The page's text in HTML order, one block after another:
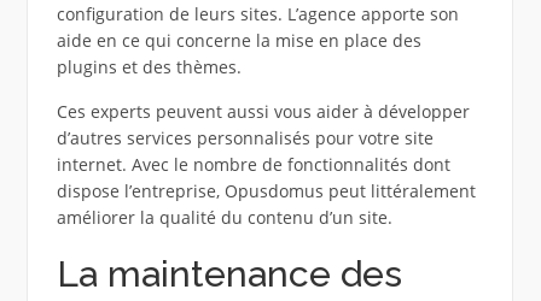
configuration de leurs sites. L’agence apporte son
aide en ce qui concerne la mise en place des
plugins et des thèmes.
Ces experts peuvent aussi vous aider à développer
d’autres services personnalisés pour votre site
internet. Avec le nombre de fonctionnalités dont
dispose l’entreprise, Opusdomus peut littéralement
améliorer la qualité du contenu d’un site.
La maintenance des